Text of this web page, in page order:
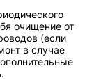
очищение от
(если
в случае